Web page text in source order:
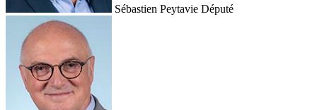
Sébastien Peytavie Député